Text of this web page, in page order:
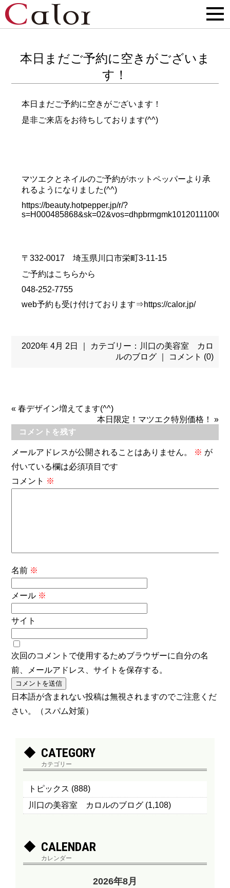
本日まだご予約に空きがございま
す！
本日まだご予約に空きがございます！
是非ご来店をお待ちしております(^^)
マツエクとネイルのご予約がホットペッパーより承
れるようになりました(^^)
https://beauty.hotpepper.jp/r/?
s=H000485868&sk=02&vos=dhpbrmgmk10120111000
〒332-0017 埼玉県川口市栄町3-11-15
ご予約はこちらから
048-252-7755
web予約も受け付けております⇒https://calor.jp/
2020年 4月 2日 ｜ カテゴリー： 川口の美容室 カロ
ルのブログ｜ コメント (0)
«春デザイン増えてます(^^)
本日限定！マツエク特別価格！
»
コメントを残す
メールアドレスが公開されることはありません。 ※ が
付いている欄は必須項目です
コメント ※
名前 ※
メール ※
サイト
次回のコメントで使用するためブラウザーに自分の名
前、メールアドレス、サイトを保存する。
日本語が含まれない投稿は無視されますのでご注意くだ
さい。（スパム対策）
CATEGORY
カテゴリー
トピックス (888)
川口の美容室 カロルのブログ (1,108)
CALENDAR
カレンダー
2026年8月